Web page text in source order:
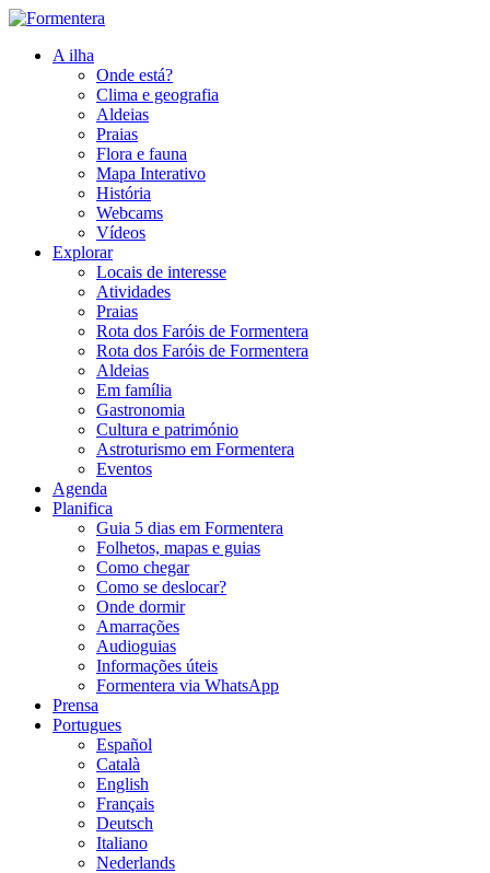
A ilha
Onde está?
Clima e geografia
Aldeias
Praias
Flora e fauna
Mapa Interativo
História
Webcams
Vídeos
Explorar
Locais de interesse
Atividades
Praias
Rota dos Faróis de Formentera
Rota dos Faróis de Formentera
Aldeias
Em família
Gastronomia
Cultura e património
Astroturismo em Formentera
Eventos
Agenda
Planifica
Guia 5 dias em Formentera
Folhetos, mapas e guias
Como chegar
Como se deslocar?
Onde dormir
Amarrações
Audioguias
Informações úteis
Formentera via WhatsApp
Prensa
Portugues
Español
Català
English
Français
Deutsch
Italiano
Nederlands